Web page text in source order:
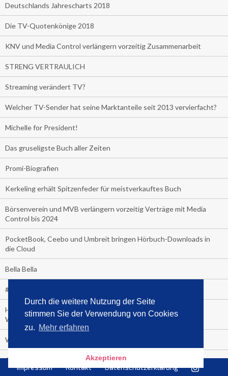
Durch die weitere Nutzung der Seite
stimmen Sie der Verwendung von Cookies
zu. Mehr erfahren
Akzeptieren
Deutschlands Jahrescharts 2018
Die TV-Quotenkönige 2018
KNV und Media Control verlängern vorzeitig Zusammenarbeit
STRENG VERTRAULICH
Streaming verändert TV?
Welcher TV-Sender hat seine Marktanteile seit 2013 vervierfacht?
Michelle for President!
Das gruseligste Buch aller Zeiten
Promi-Biografien
Kerkeling erhält Spitzenfeder für meistverkauftes Buch
Börsenverein und MVB verlängern vorzeitig Verträge mit Media
Control bis 2024
PocketBook, Ceebo und Umbreit bringen Hörbuch-Downloads in
die Cloud
Bella Bella
#1-Bestseller: "Das ist Alpha!" von Kollegah
Hammer! "Fear: Trump in the White House" (auf Englisch) von
Watergate-Urgestein
Wie alt sind die TV-Zuschauer
Geisterfahrer auf Überholspur
Impressum Kontakt Datenschutzerklärung